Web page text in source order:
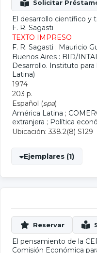
El desarrollo científico y
F. R. Sagasti
TEXTO IMPRESO
F. R. Sagasti ; Mauricio
Buenos Aires : BID/
Desarrollo. Instituto
Latina)
1974
203 p.
Español (spa)
América Latina ;
extranjera ; Política
Ubicación: 338.2(8) S129
Ejemplares (1)
El pensamiento de la
Comisión Económica